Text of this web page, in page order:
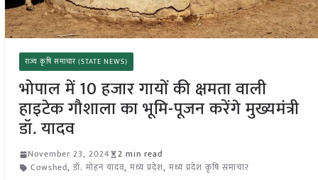
राज्य कृषि समाचार (STATE NEWS)
भोपाल में 10 हजार गायों की क्षमता वाली
हाइटेक गौशाला का भूमि-पूजन करेंगे मुख्यमंत्री
डॉ. यादव
November 23, 2024
2 min read
Cowshed, डॉ. मोहन यादव, मध्य प्रदेश, मध्य प्रदेश कृषि समाचार